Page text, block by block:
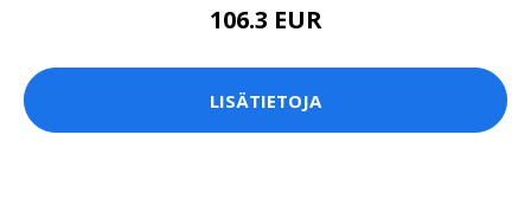
106.3 EUR
LISÄTIETOJA